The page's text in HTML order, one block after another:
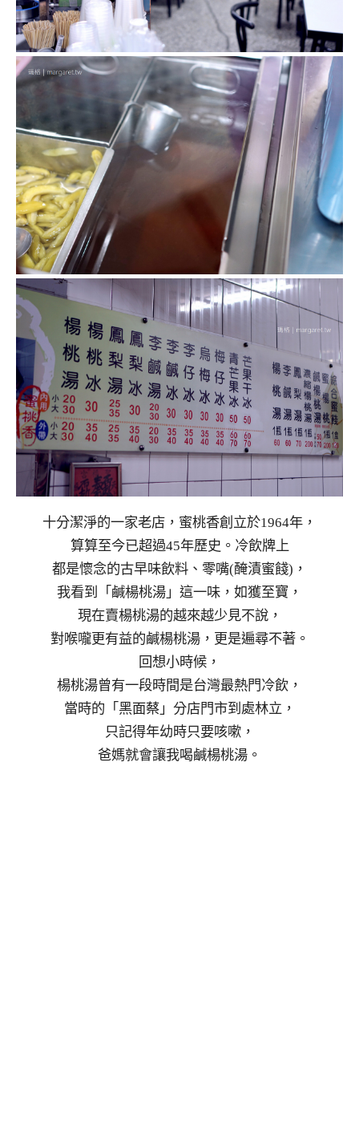
十分潔淨的一家老店，蜜桃香創立於1964年，
算算至今已超過45年歷史。冷飲牌上
都是懷念的古早味飲料、零嘴(醃漬蜜餞)，
我看到「鹹楊桃湯」這一味，如獲至寶，
現在賣楊桃湯的越來越少見不說，
對喉嚨更有益的鹹楊桃湯，更是遍尋不著。
回想小時候，
楊桃湯曾有一段時間是台灣最熱門冷飲，
當時的「黑面蔡」分店門市到處林立，
只記得年幼時只要咳嗽，
爸媽就會讓我喝鹹楊桃湯。